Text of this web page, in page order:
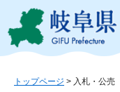
ジ
ュ
トップページ > 入札・公売